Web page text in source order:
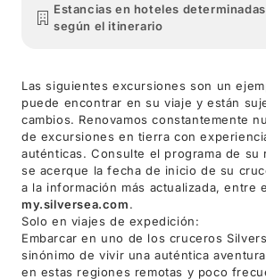
Estancias en hoteles determinadas
según el itinerario
Las siguientes excursiones son un
puede encontrar en su viaje y están
cambios. Renovamos constantemente
de excursiones en tierra con
auténticas. Consulte el programa de su
se acerque la fecha de inicio de su
a la información más actualizada, entre
my.silversea.com.
Solo en viajes de expedición:
Embarcar en uno de los cruceros
sinónimo de vivir una auténtica
en estas regiones remotas y poco